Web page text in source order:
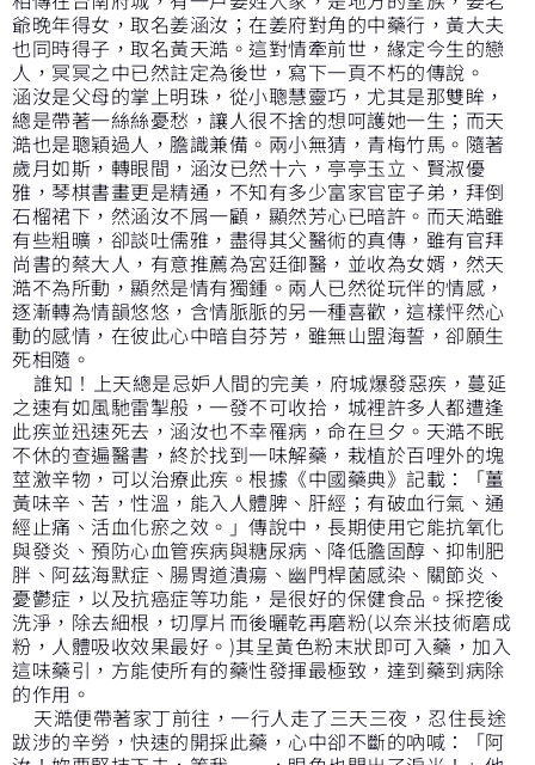
爺晚年得女，取名姜涵汝；在姜府對角的中藥行，黃大夫
也同時得子，取名黃天澔。這對情牽前世，緣定今生的戀
人，冥冥之中已然註定為後世，寫下一頁不朽的傳說。
涵汝是父母的掌上明珠，從小聰慧靈巧，尤其是那雙眸，
總是帶著一絲絲憂愁，讓人很不捨的想呵護她一生；而天
澔也是聰穎過人，膽識兼備。兩小無猜，青梅竹馬。隨著
歲月如斯，轉眼間，涵汝已然十六，亭亭玉立、賢淑優
雅，琴棋書畫更是精通，不知有多少富家官宦子弟，拜倒
石榴裙下，然涵汝不屑一顧，顯然芳心已暗許。而天澔雖
有些粗曠，卻談吐儒雅，盡得其父醫術的真傳，雖有官拜
尚書的蔡大人，有意推薦為宮廷御醫，並收為女婿，然天
澔不為所動，顯然是情有獨鍾。兩人已然從玩伴的情感，
逐漸轉為情韻悠悠，含情脈脈的另一種喜歡，這樣怦然心
動的感情，在彼此心中暗自芬芳，雖無山盟海誓，卻願生
死相隨。
誰知！上天總是忌妒人間的完美，府城爆發惡疾，蔓延
之速有如風馳雷掣般，一發不可收拾，城裡許多人都遭逢
此疾並迅速死去，涵汝也不幸罹病，命在旦夕。天澔不眠
不休的查遍醫書，終於找到一味解藥，栽植於百哩外的塊
莖激辛物，可以治療此疾。根據《中國藥典》記載：「薑
黃味辛、苦，性溫，能入人體脾、肝經；有破血行氣、通
經止痛、活血化瘀之效。」傳說中，長期使用它能抗氧化
與發炎、預防心血管疾病與糖尿病、降低膽固醇、抑制肥
胖、阿茲海默症、腸胃道潰瘍、幽門桿菌感染、關節炎、
憂鬱症，以及抗癌症等功能，是很好的保健食品。採挖後
洗淨，除去細根，切厚片而後曬乾再磨粉(以奈米技術磨成
粉，人體吸收效果最好。)其呈黃色粉末狀即可入藥，加入
這味藥引，方能使所有的藥性發揮最極致，達到藥到病除
的作用。
天澔便帶著家丁前往，一行人走了三天三夜，忍住長途
跋涉的辛勞，快速的開採此藥，心中卻不斷的吶喊：「阿